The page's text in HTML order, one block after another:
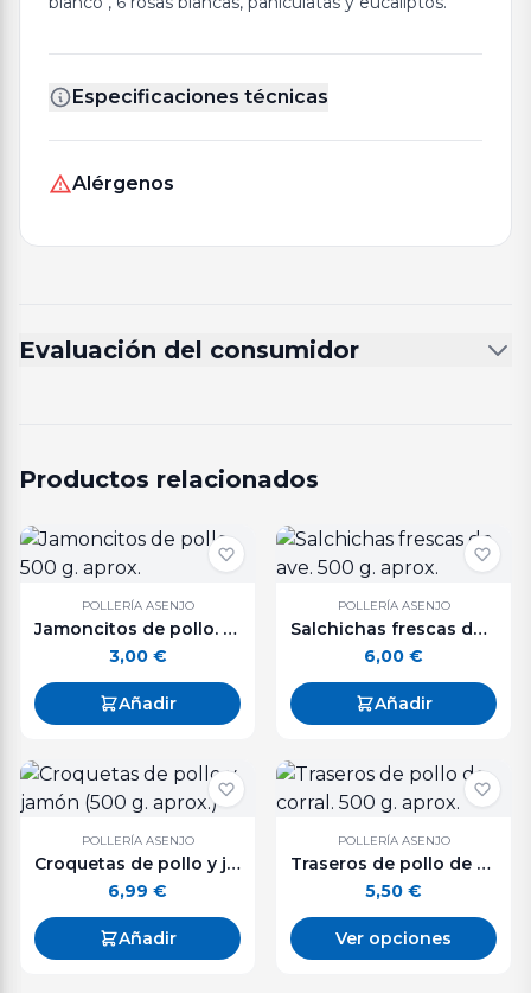
Especificaciones técnicas
Alérgenos
Evaluación del consumidor
Productos relacionados
POLLERÍA ASENJO
Jamoncitos de pollo. 500 g. aprox.
3,00 €
Añadir
POLLERÍA ASENJO
Salchichas frescas de ave. 500 g. aprox.
6,00 €
Añadir
POLLERÍA ASENJO
Croquetas de pollo y jamón (500 g. aprox.)
6,99 €
Añadir
POLLERÍA ASENJO
Traseros de pollo de corral. 500 g. aprox.
5,50 €
Ver opciones